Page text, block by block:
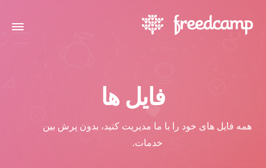
فایل ها
همه فایل های خود را با ما مدیریت کنید، بدون پرش بین
خدمات.